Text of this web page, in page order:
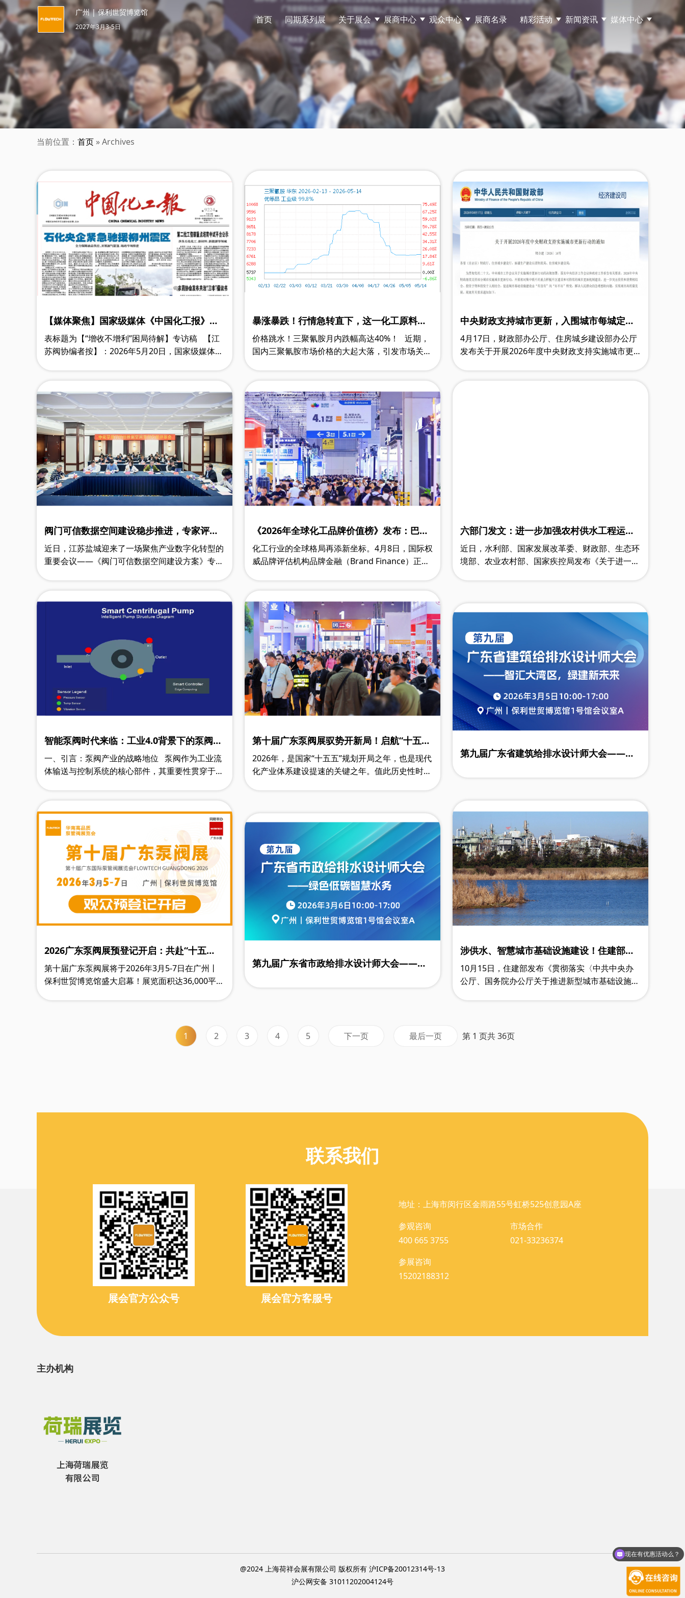
广州 | 保利世贸博览馆
2027年3月3-5日
首页 同期系列展 关于展会 展商中心 观众中心 展商名录 精彩活动 新闻资讯 媒体中心
当前位置： 首页 » Archives
【媒体聚焦】国家级媒体《中国化工报》记
者再次聚焦江苏阀门行业，发表标题为【江
苏阀门行业保持增长态势】专访稿
表标题为【“增收不增利”困局待解】专访稿 【江
苏阀协编者按】：2026年5月20日，国家级媒体
暴涨暴跌！行情急转直下，这一化工原料月
内跌超40%！
价格跳水！三聚氰胺月内跌幅高达40%！ 近期，
国内三聚氰胺市场价格的大起大落，引发市场关
中央财政支持城市更新，入围城市每城定额
补助最高12亿元
4月17日，财政部办公厅、住房城乡建设部办公厅
发布关于开展2026年度中央财政支持实施城市更
阀门可信数据空间建设稳步推进，专家评审
会在盐城举行
近日，江苏盐城迎来了一场聚焦产业数字化转型的
重要会议——《阀门可信数据空间建设方案》专家
《2026年全球化工品牌价值榜》发布：巴斯
夫蝉联榜首12年，9家中国企业跻身50强！
化工行业的全球格局再添新坐标。4月8日，国际权
威品牌评估机构品牌金融（Brand Finance）正式
六部门发文：进一步加强农村供水工程运行
管护
近日，水利部、国家发展改革委、财政部、生态环
境部、农业农村部、国家疾控局发布《关于进一步
智能泵阀时代来临：工业4.0背景下的泵阀技
术革新与应用展望
一、引言：泵阀产业的战略地位 泵阀作为工业流
体输送与控制系统的核心部件，其重要性贯穿于现
第十届广东泵阀展驭势开新局！启航“十五
五”，决胜高质量发展新程
2026年，是国家“十五五”规划开局之年，也是现代
化产业体系建设提速的关键之年。值此历史性时
第九届广东省建筑给排水设计师大会——智
2026广东泵阀展预登记开启：共赴“十五
五”，抢占新质生产力高地
第十届广东泵阀展将于2026年3月5-7日在广州丨
保利世贸博览馆盛大启幕！展览面积达36,000平方
第九届广东省市政给排水设计师大会——绿
涉供水、智慧城市基础设施建设！住建部重
磅行动方案发布
10月15日，住建部发布《贯彻落实〈中共中央办
公厅、国务院办公厅关于推进新型城市基础设施建
1 2 3 4 5 下一页 最后一页 第 1 页共 36页
联系我们
展会官方公众号 展会官方客服号
地址：上海市闵行区金雨路55号虹桥525创意园A座
参观咨询
400 665 3755
市场合作
021-33236374
参展咨询
15202188312
主办机构
@2024 上海荷祥会展有限公司 版权所有 沪ICP备20012314号-13
沪公网安备 31011202004124号
现在有优惠活动么？